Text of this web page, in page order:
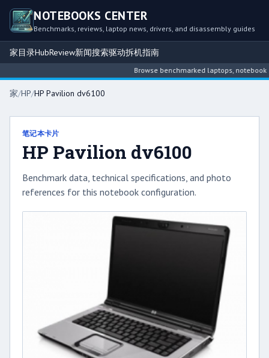
NOTEBOOKS CENTER
Benchmarks, reviews, laptop news, drivers, and disassembly guides
家目录HubReview新闻搜索驱动拆机指南
Browse benchmarked laptops, notebook
家/HP/HP Pavilion dv6100
笔记本卡片
HP Pavilion dv6100
Benchmark data, technical specifications, and photo
references for this notebook configuration.